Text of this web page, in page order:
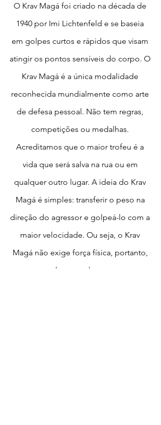
O Krav Magá foi criado na década de
1940 por Imi Lichtenfeld e se baseia
em golpes curtos e rápidos que visam
atingir os pontos sensíveis do corpo. O
Krav Magá é a única modalidade
reconhecida mundialmente como arte
de defesa pessoal. Não tem regras,
competições ou medalhas.
Acreditamos que o maior trofeu é a
vida que será salva na rua ou em
qualquer outro lugar. A ideia do Krav
Magá é simples: transferir o peso na
direção do agressor e golpeá-lo com a
maior velocidade. Ou seja, o Krav
Magá não exige força física, portanto,
qualquer ser humano